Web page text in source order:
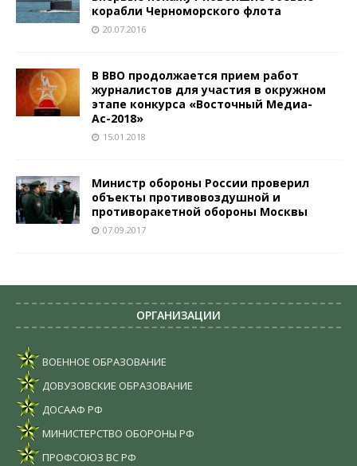
корабли Черноморского флота
20.07.2016
В ВВО продолжается прием работ
журналистов для участия в окружном
этапе конкурса «Восточный Медиа-
Ас-2018»
15.01.2018
Министр обороны России проверил
объекты противовоздушной и
противоракетной обороны Москвы
07.09.2017
ОРГАНИЗАЦИИ
ВОЕННОЕ ОБРАЗОВАНИЕ
ДОВУЗОВСКИЕ ОБРАЗОВАНИЕ
ДОСААФ РФ
МИНИСТЕРСТВО ОБОРОНЫ РФ
ПРОФСОЮЗ ВС РФ